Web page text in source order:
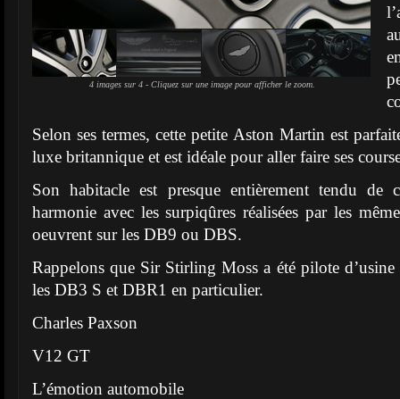
4 images sur 4 - Cliquez sur une image pour afficher le zoom.
Selon ses termes, cette petite Aston Martin est
luxe britannique et est idéale pour aller faire ses
Son habitacle est presque entièrement tendu
harmonie avec les surpiqûres réalisées par les
oeuvrent sur les DB9 ou DBS.
Rappelons que Sir Stirling Moss a été pilote
les DB3 S et DBR1 en particulier.
Charles Paxson
V12 GT
L’émotion automobile